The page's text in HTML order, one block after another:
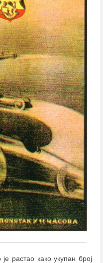
растао како укупан број